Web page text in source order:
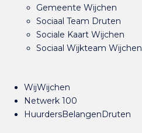
Gemeente Wijchen
Sociaal Team Druten
Sociale Kaart Wijchen
Sociaal Wijkteam Wijchen
WijWijchen
Netwerk 100
HuurdersBelangenDruten